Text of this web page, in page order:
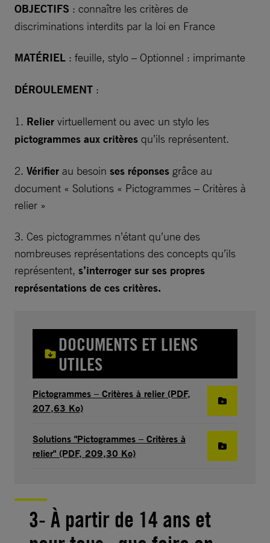
OBJECTIFS : connaître les critères de
discriminations interdits par la loi en France
MATÉRIEL : feuille, stylo – Optionnel : imprimante
DÉROULEMENT :
1. Relier virtuellement ou avec un stylo les
pictogrammes aux critères qu’ils représentent.
2. Vérifier au besoin ses réponses grâce au
document « Solutions « Pictogrammes – Critères à
relier »
3. Ces pictogrammes n’étant qu’une des
nombreuses représentations des concepts qu’ils
représentent, s’interroger sur ses propres
représentations de ces critères.
DOCUMENTS ET LIENS
UTILES
Pictogrammes – Critères à relier (PDF,
207,63 Ko)
Solutions "Pictogrammes – Critères à
relier" (PDF, 209,30 Ko)
3- À partir de 14 ans et